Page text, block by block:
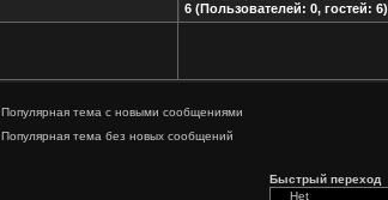
6 (Пользователей: 0, гостей: 6)
Популярная тема с новыми сообщениями
Популярная тема без новых сообщений
Быстрый переход